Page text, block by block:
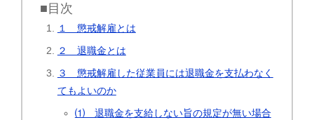
■目次
１ 懲戒解雇とは
２ 退職金とは
３ 懲戒解雇した従業員には退職金を支払わなく
てもよいのか
⑴ 退職金を支給しない旨の規定が無い場合